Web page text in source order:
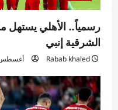
رسمياً.. الأهلي يستهل
الشرقية إنبي
Rabab khaled أغسطس 5,